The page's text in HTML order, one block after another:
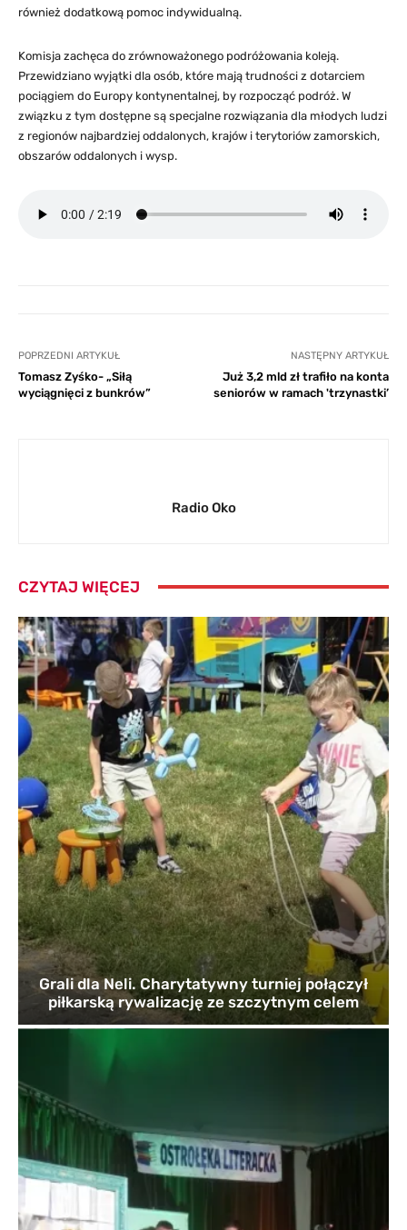
również dodatkową pomoc indywidualną.
Komisja zachęca do zrównoważonego podróżowania koleją.
Przewidziano wyjątki dla osób, które mają trudności z dotarciem
pociągiem do Europy kontynentalnej, by rozpocząć podróż. W
związku z tym dostępne są specjalne rozwiązania dla młodych ludzi
z regionów najbardziej oddalonych, krajów i terytoriów zamorskich,
obszarów oddalonych i wysp.
POPRZEDNI ARTYKUŁ
Tomasz Zyśko- „Siłą
wyciągnięci z bunkrów”
NASTĘPNY ARTYKUŁ
Już 3,2 mld zł trafiło na konta
seniorów w ramach 'trzynastki’
Radio Oko
CZYTAJ WIĘCEJ
Grali dla Neli. Charytatywny turniej połączył
piłkarską rywalizację ze szczytnym celem